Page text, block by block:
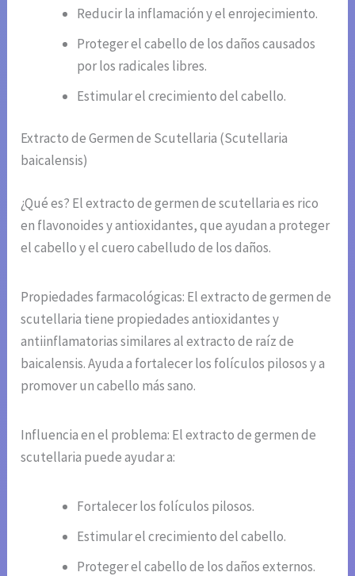
Reducir la inflamación y el enrojecimiento.
Proteger el cabello de los daños causados
por los radicales libres.
Estimular el crecimiento del cabello.
Extracto de Germen de Scutellaria (Scutellaria
baicalensis)
¿Qué es? El extracto de germen de scutellaria es rico
en flavonoides y antioxidantes, que ayudan a proteger
el cabello y el cuero cabelludo de los daños.
Propiedades farmacológicas: El extracto de germen de
scutellaria tiene propiedades antioxidantes y
antiinflamatorias similares al extracto de raíz de
baicalensis. Ayuda a fortalecer los folículos pilosos y a
promover un cabello más sano.
Influencia en el problema: El extracto de germen de
scutellaria puede ayudar a:
Fortalecer los folículos pilosos.
Estimular el crecimiento del cabello.
Proteger el cabello de los daños externos.